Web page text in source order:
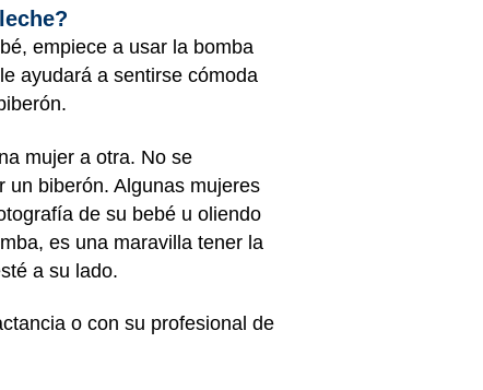
empiece a usar la bomba
ayudará a sentirse cómoda
mujer a otra. No se
un biberón. Algunas mujeres
de su bebé u oliendo
es una maravilla tener la
a su lado.
o con su profesional de